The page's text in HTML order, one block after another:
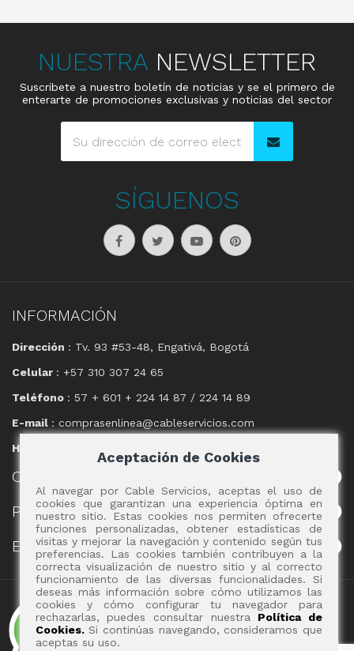
NUESTRA NEWSLETTER
Suscribete a nuestro boletín de noticias y se el primero de
enterarte de promociones exclusivas y noticias del sector
SÍGUENOS
INFORMACIÓN
Dirección : Tv. 93 #53-48, Engativá, Bogotá
Celular : +57 310 307 24 65
Teléfono : 57 + 601 + 224 14 87 / 224 14 89
E-mail : comprasenlinea@cableservicios.com
Horario
CABLE
POLÍTICAS
EVENTOS
Aceptación de Cookies
Al navegar por Cable Servicios, aceptas el uso de
cookies que garantizan una experiencia óptima en
nuestro sitio. Estas cookies nos permiten ofrecerte
funciones personalizadas, obtener estadísticas de
visitas y mejorar la navegación y contenido según tus
preferencias. Las cookies también contribuyen a la
correcta visualización de nuestro sitio y al correcto
funcionamiento de las diversas funcionalidades. Si
deseas más información sobre cómo utilizamos las
cookies y cómo configurar tu navegador para
rechazarlas, puedes consultar nuestra Política de
Cookies.Si continúas navegando, consideramos que
aceptas su uso.
Copyright 2017 - Cable Servicios S.A.